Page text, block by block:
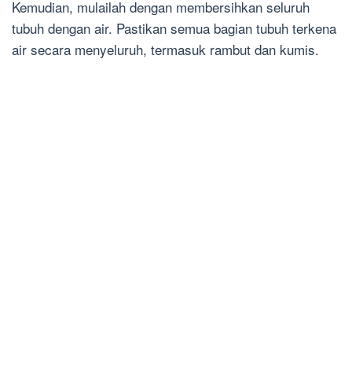
Kemudian, mulailah dengan membersihkan seluruh
tubuh dengan air. Pastikan semua bagian tubuh terkena
air secara menyeluruh, termasuk rambut dan kumis.